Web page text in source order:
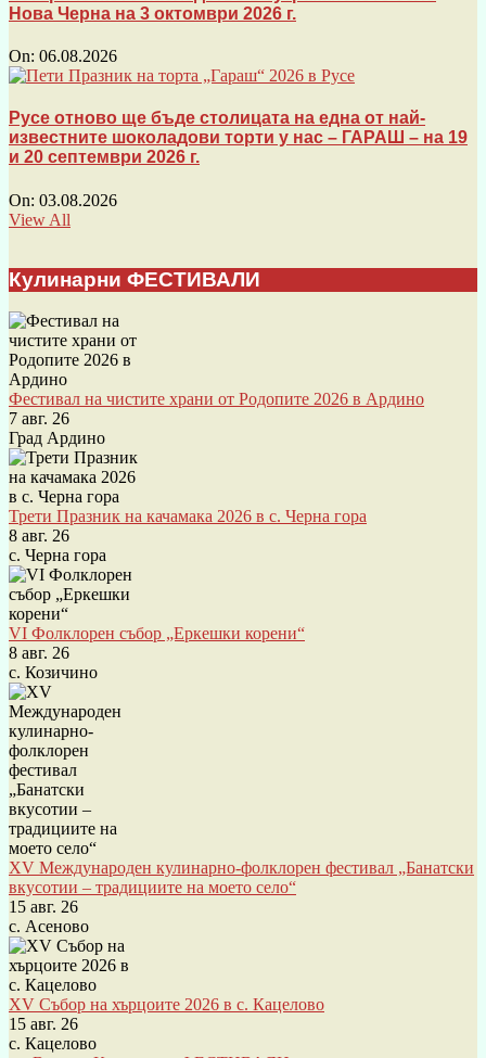
Нова Черна на 3 октомври 2026 г.
On: 06.08.2026
Русе отново ще бъде столицата на една от най-
известните шоколадови торти у нас – ГАРАШ – на 19
и 20 септември 2026 г.
On: 03.08.2026
View All
Кулинарни ФЕСТИВАЛИ
Фестивал на чистите храни от Родопите 2026 в Ардино
7 авг. 26
Град Ардино
Трети Празник на качамака 2026 в с. Черна гора
8 авг. 26
с. Черна гора
VI Фолклорен събор „Еркешки корени“
8 авг. 26
с. Козичино
XV Международен кулинарно-фолклорен фестивал „Банатски
вкусотии – традициите на моето село“
15 авг. 26
с. Асеново
XV Събор на хърцоите 2026 в с. Кацелово
15 авг. 26
с. Кацелово